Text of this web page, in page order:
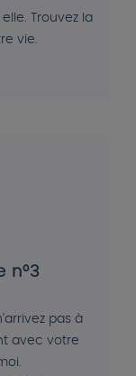
Trouvez la
vie.
n°3
pas à
avec votre